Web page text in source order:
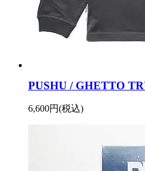
PUSHU / GHETTO
6,600円(税込)